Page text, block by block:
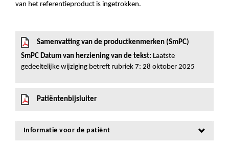
van het referentieproduct is ingetrokken.
Samenvatting van de productkenmerken (SmPC)
SmPC Datum van herziening van de tekst: Laatste
gedeeltelijke wijziging betreft rubriek 7: 28 oktober 2025
Patiëntenbijsluiter
Informatie voor de patiënt